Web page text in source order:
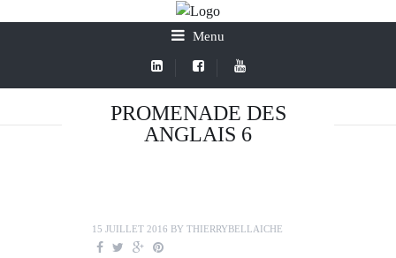
Menu
PROMENADE DES
ANGLAIS 6
15 JUILLET 2016 BY THIERRYBELLAICHE